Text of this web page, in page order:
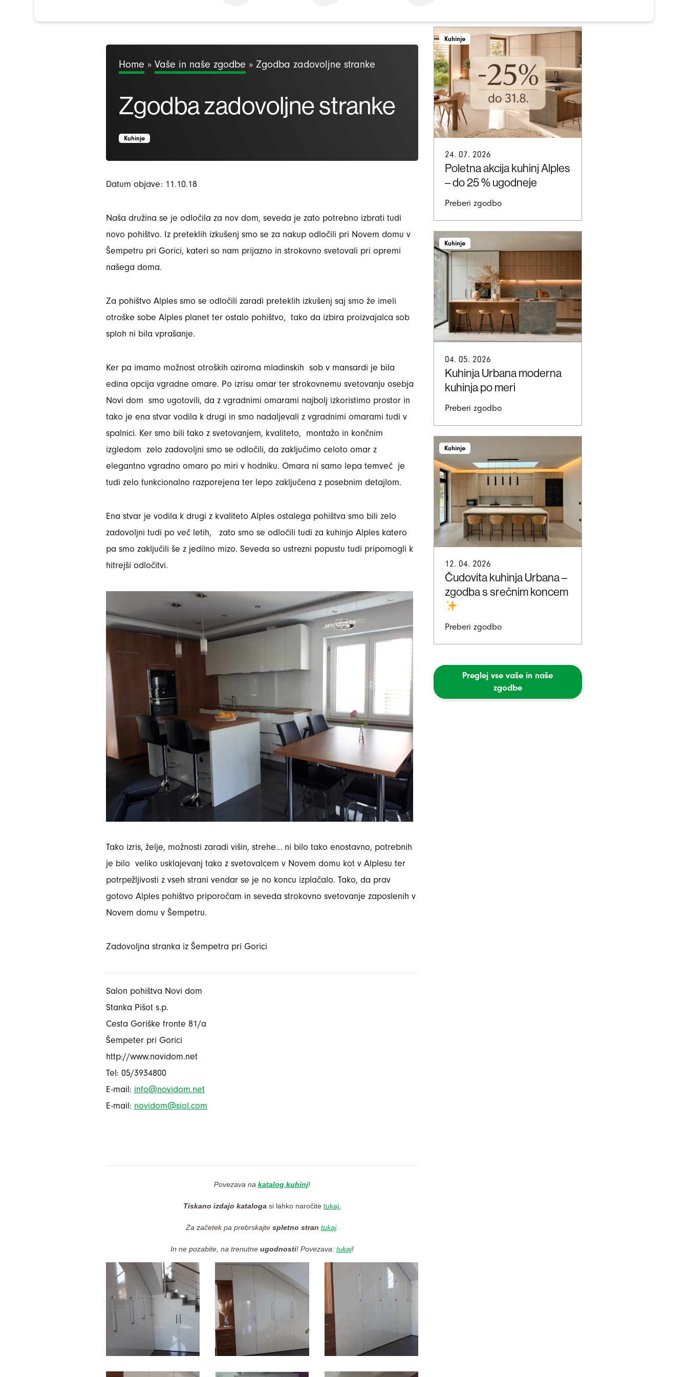
Home » Vaše in naše zgodbe » Zgodba zadovoljne stranke
Zgodba zadovoljne stranke
Kuhinje
Datum objave: 11.10.18
Naša družina se je odločila za nov dom, seveda je zato potrebno izbrati tudi
novo pohištvo. Iz preteklih izkušenj smo se za nakup odločili pri Novem domu v
Šempetru pri Gorici, kateri so nam prijazno in strokovno svetovali pri opremi
našega doma.
Za pohištvo Alples smo se odločili zaradi preteklih izkušenj saj smo že imeli
otroške sobe Alples planet ter ostalo pohištvo, tako da izbira proizvajalca sob
sploh ni bila vprašanje.
Ker pa imamo možnost otroških oziroma mladinskih sob v mansardi je bila
edina opcija vgradne omare. Po izrisu omar ter strokovnemu svetovanju osebja
Novi dom smo ugotovili, da z vgradnimi omarami najbolj izkoristimo prostor in
tako je ena stvar vodila k drugi in smo nadaljevali z vgradnimi omarami tudi v
spalnici. Ker smo bili tako z svetovanjem, kvaliteto, montažo in končnim
izgledom zelo zadovoljni smo se odločili, da zaključimo celoto omar z
elegantno vgradno omaro po miri v hodniku. Omara ni samo lepa temveč je
tudi zelo funkcionalno razporejena ter lepo zaključena z posebnim detajlom.
Ena stvar je vodila k drugi z kvaliteto Alples ostalega pohištva smo bili zelo
zadovoljni tudi po več letih, zato smo se odločili tudi za kuhinjo Alples katero
pa smo zaključili še z jedilno mizo. Seveda so ustrezni popustu tudi pripomogli k
hitrejši odločitvi.
Tako izris, želje, možnosti zaradi višin, strehe… ni bilo tako enostavno, potrebnih
je bilo veliko usklajevanj tako z svetovalcem v Novem domu kot v Alplesu ter
potrpežljivosti z vseh strani vendar se je no koncu izplačalo. Tako, da prav
gotovo Alples pohištvo priporočam in seveda strokovno svetovanje zaposlenih v
Novem domu v Šempetru.
Zadovoljna stranka iz Šempetra pri Gorici
Salon pohištva Novi dom
Stanka Pišot s.p.
Cesta Goriške fronte 81/a
Šempeter pri Gorici
http://www.novidom.net
Tel: 05/3934800
E-mail: info@novidom.net
E-mail: novidom@siol.com
Povezava na katalog kuhinj!
Tiskano izdajo kataloga si lahko naročite tukaj.
Za začetek pa prebrskajte spletno stran tukaj.
In ne pozabite, na trenutne ugodnosti! Povezava: tukaj!
Kuhinje
24. 07. 2026
Poletna akcija kuhinj Alples
– do 25 % ugodneje
Preberi zgodbo
Kuhinje
04. 05. 2026
Kuhinja Urbana moderna
kuhinja po meri
Preberi zgodbo
Kuhinje
12. 04. 2026
Čudovita kuhinja Urbana –
zgodba s srečnim koncem
Preberi zgodbo
Preglej vse vaše in naše
zgodbe